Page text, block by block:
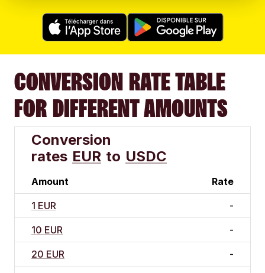
CONVERSION RATE TABLE
FOR DIFFERENT AMOUNTS
Conversion
rates EUR to USDC
Amount Rate
1 EUR -
10 EUR -
20 EUR -